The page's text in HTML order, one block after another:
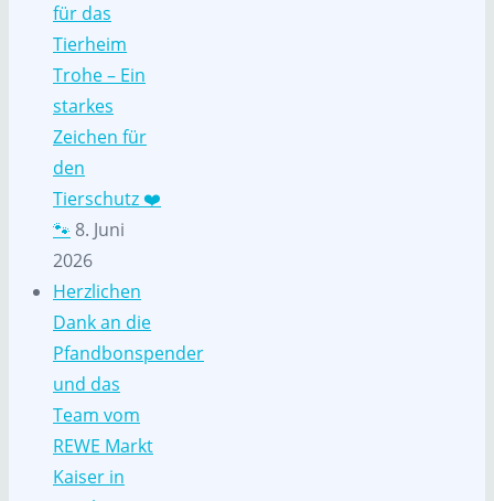
für das
Tierheim
Trohe – Ein
starkes
Zeichen für
den
Tierschutz ❤️
🐾 8. Juni
2026
Herzlichen
Dank an die
Pfandbonspender
und das
Team vom
REWE Markt
Kaiser in